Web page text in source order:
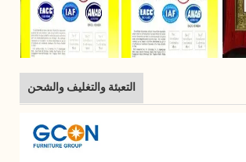
التعبئة والتغليف والشحن